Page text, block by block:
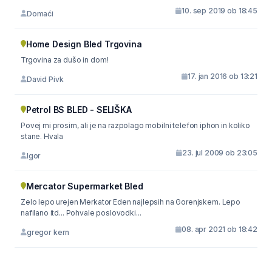
Domaći 10. sep 2019 ob 18:45
Home Design Bled Trgovina
Trgovina za dušo in dom!
David Pivk 17. jan 2016 ob 13:21
Petrol BS BLED - SELIŠKA
Povej mi prosim, ali je na razpolago mobilni telefon iphon in koliko
stane. Hvala
Igor 23. jul 2009 ob 23:05
Mercator Supermarket Bled
Zelo lepo urejen Merkator Eden najlepsih na Gorenjskem. Lepo
nafilano itd... Pohvale poslovodki...
gregor kern 08. apr 2021 ob 18:42